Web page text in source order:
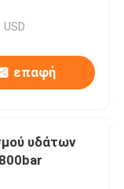
μηχανών
επαφή
υδάτων